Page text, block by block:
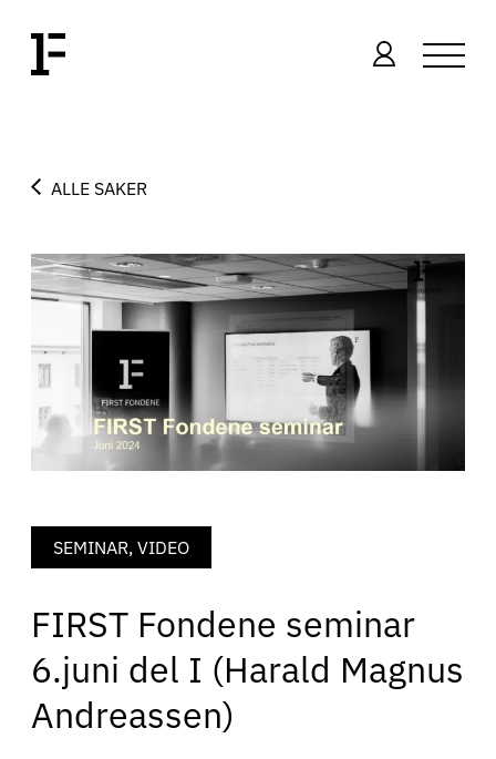
ALLE SAKER
SEMINAR, VIDEO
FIRST Fondene seminar
6.juni del I (Harald Magnus
Andreassen)